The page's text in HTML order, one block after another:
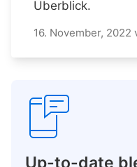
Überblick.
16. November, 2022
Up-to-date